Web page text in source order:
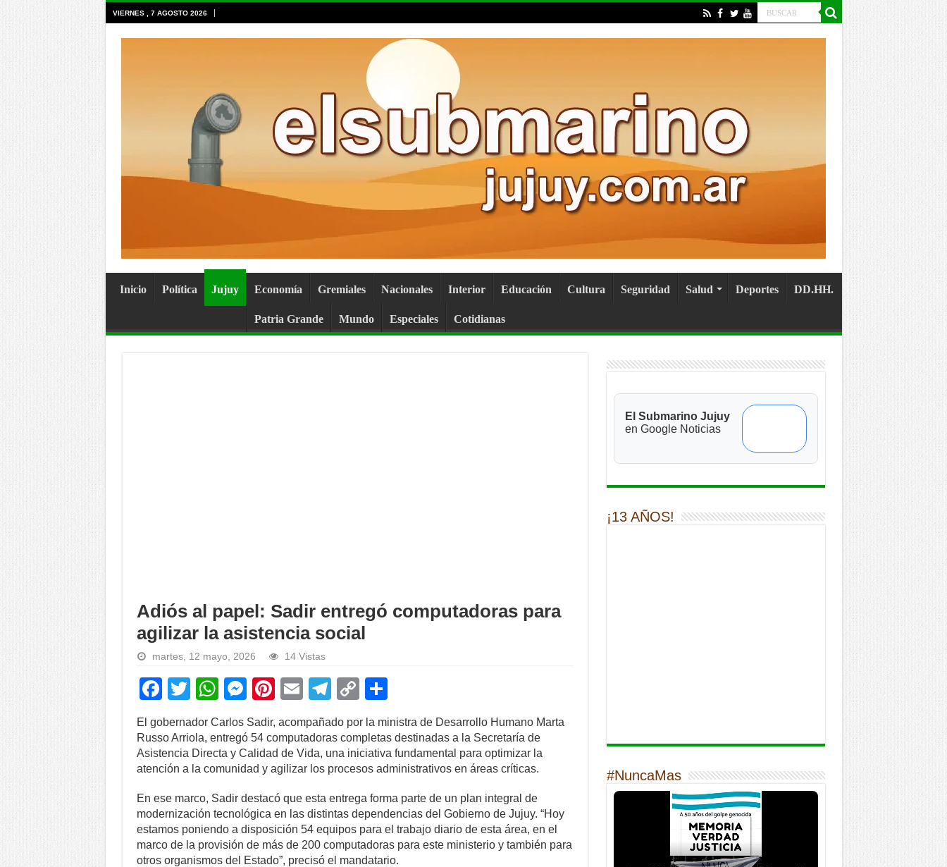
VIERNES , 7 AGOSTO 2026
Inicio Política Jujuy Economía Gremiales Nacionales Interior Educación Cultura Seguridad Salud Deportes DD.HH.
Patria Grande Mundo Especiales Cotidianas
Adiós al papel: Sadir entregó computadoras para
agilizar la asistencia social
martes, 12 mayo, 2026 14 Vistas
F
a
c
e
b
o
o
k
T
wi
tt
er
W
h
at
s
A
p
p
M
e
ss
e
n
g
er
Pi
er
e
st
E
m
ail
T
el
e
gr
a
m
C
o
p
y
Li
n
k
h
ar
e
El gobernador Carlos Sadir, acompañado por la ministra de Desarrollo Humano Marta
Russo Arriola, entregó 54 computadoras completas destinadas a la Secretaría de
Asistencia Directa y Calidad de Vida, una iniciativa fundamental para optimizar la
atención a la comunidad y agilizar los procesos administrativos en áreas críticas.
En ese marco, Sadir destacó que esta entrega forma parte de un plan integral de
modernización tecnológica en las distintas dependencias del Gobierno de Jujuy. “Hoy
estamos poniendo a disposición 54 equipos para el trabajo diario de esta área, en el
marco de la provisión de más de 200 computadoras para este ministerio y también para
otros organismos del Estado”, precisó el mandatario.
El Submarino Jujuy
en Google Noticias
¡13 AÑOS!
#NuncaMas